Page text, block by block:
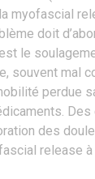
myofascial
doit
le
souvent mal
perdue
des
release